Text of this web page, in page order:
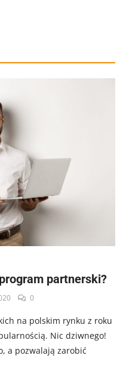
partnerski?
0
na polskim rynku z roku
Nic dziwnego!
a pozwalają zarobić